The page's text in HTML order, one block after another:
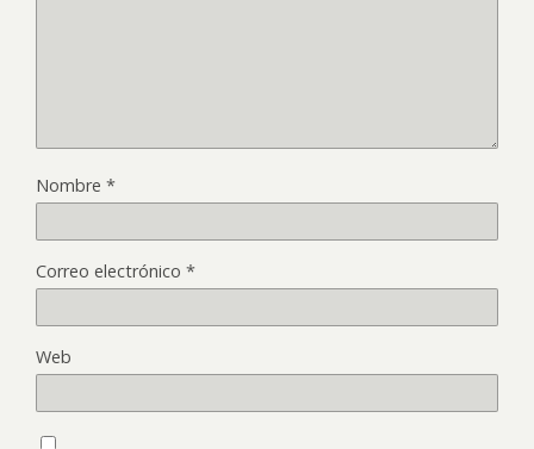
Nombre *
Correo electrónico *
Web